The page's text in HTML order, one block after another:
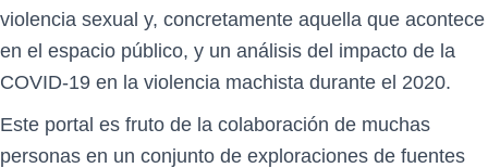
C
Ó
violencia sexual y, concretamente aquella que acontece
en el espacio público, y un análisis del impacto de la
COVID-19 en la violencia machista durante el 2020.
Este portal es fruto de la colaboración de muchas
personas en un conjunto de exploraciones de fuentes